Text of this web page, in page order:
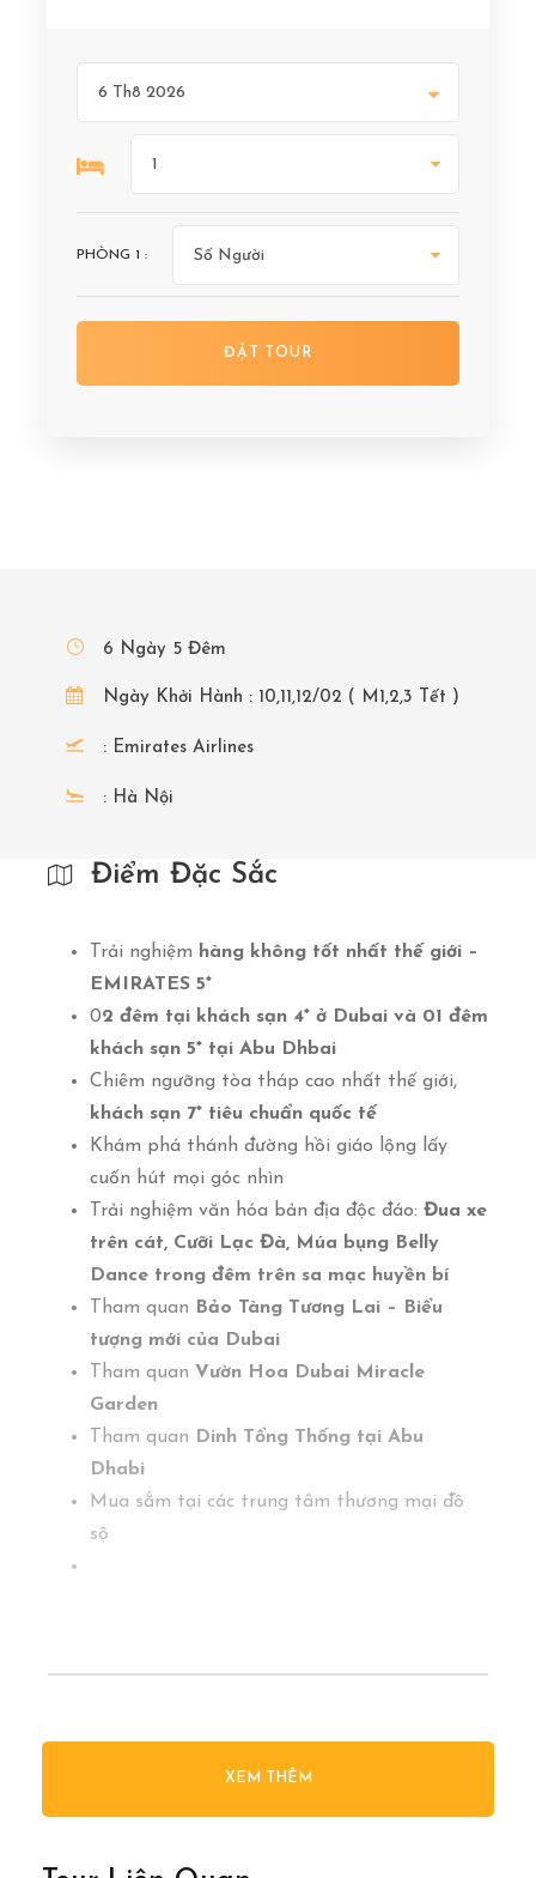
PHÒNG 1 :
6 Ngày 5 Đêm
Ngày Khởi Hành : 10,11,12/02 ( M1,2,3 Tết )
: Emirates Airlines
: Hà Nội
Điểm Đặc Sắc
Trải nghiệm hàng không tốt nhất thế giới –
EMIRATES 5*
02 đêm tại khách sạn 4* ở Dubai và 01 đêm
khách sạn 5* tại Abu Dhbai
Chiêm ngưỡng tòa tháp cao nhất thế giới,
khách sạn 7* tiêu chuẩn quốc tế
Khám phá thánh đường hồi giáo lộng lấy
cuốn hút mọi góc nhìn
Trải nghiệm văn hóa bản địa độc đáo: Đua xe
trên cát, Cưỡi Lạc Đà, Múa bụng Belly
Dance trong đêm trên sa mạc huyền bí
Tham quan
Bảo Tàng Tương Lai – Biểu
tượng mới của Dubai
Tham quan Vườn Hoa Dubai Miracle
Garden
Tham quan
Dinh Tổng Thống tại Abu
Dhabi
Mua sắm tại các trung tâm thương mại đồ
sộ
Chương Trình Tour
XEM THÊM